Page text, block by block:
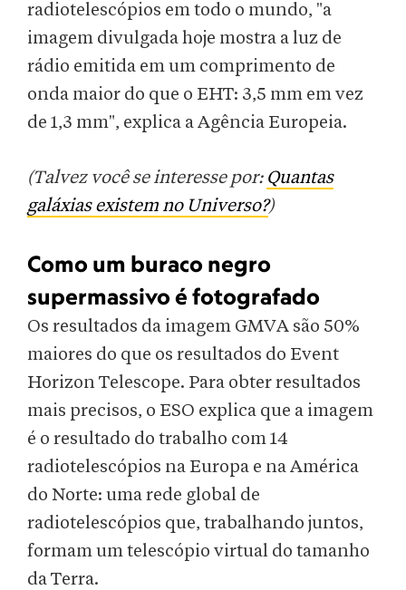
radiotelescópios em todo o mundo, "a
imagem divulgada hoje mostra a luz de
rádio emitida em um comprimento de
onda maior do que o EHT: 3,5 mm em vez
de 1,3 mm", explica a Agência Europeia.
(Talvez você se interesse por: Quantas
galáxias existem no Universo?)
Como um buraco negro
supermassivo é fotografado
Os resultados da imagem GMVA são 50%
maiores do que os resultados do Event
Horizon Telescope. Para obter resultados
mais precisos, o ESO explica que a imagem
é o resultado do trabalho com 14
radiotelescópios na Europa e na América
do Norte: uma rede global de
radiotelescópios que, trabalhando juntos,
formam um telescópio virtual do tamanho
da Terra.